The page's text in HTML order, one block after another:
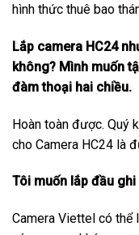
hình thức thuê bao
Lắp camera HC24
không? Mình muốn
đàm thoại hai chiều.
Hoàn toàn được. Quý
cho Camera HC24 là
Tôi muốn lắp đầu
Camera Viettel có thể